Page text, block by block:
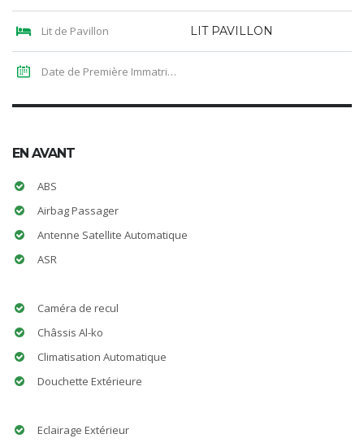
Lit de Pavillon LIT PAVILLON
Date de Première Immatriculation
EN AVANT
ABS
Airbag Passager
Antenne Satellite Automatique
ASR
Caméra de recul
Châssis Al-ko
Climatisation Automatique
Douchette Extérieure
Eclairage Extérieur